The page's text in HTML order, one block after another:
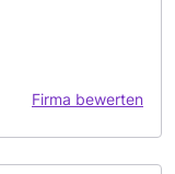
Firma bewerten